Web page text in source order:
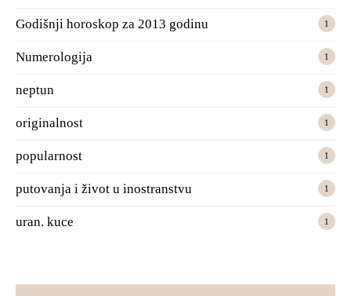
Godišnji horoskop za 2013 godinu 1
Numerologija 1
neptun 1
originalnost 1
popularnost 1
putovanja i život u inostranstvu 1
uran. kuce 1